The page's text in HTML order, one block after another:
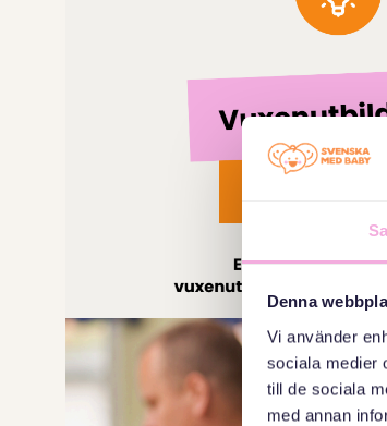
Denna
Vi använder
sociala medier
till de sociala
med annan